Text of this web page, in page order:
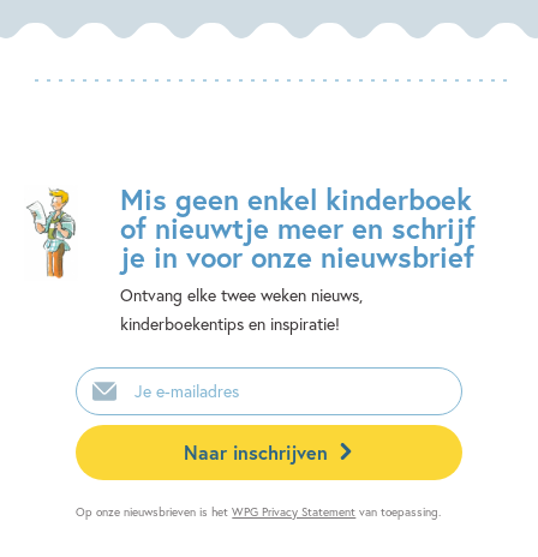
Mis geen enkel kinderboek
of nieuwtje meer en schrijf
je in voor onze nieuwsbrief
Ontvang elke twee weken nieuws,
kinderboekentips en inspiratie!
E-
mailadres
Naar inschrijven
Op onze nieuwsbrieven is hetWPG Privacy Statement van toepassing.